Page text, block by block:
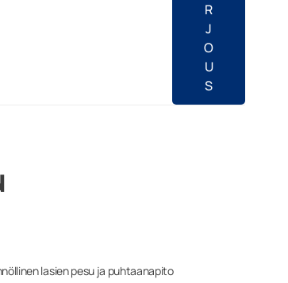
R
J
O
U
S
lasien pesu ja puhtaanapito